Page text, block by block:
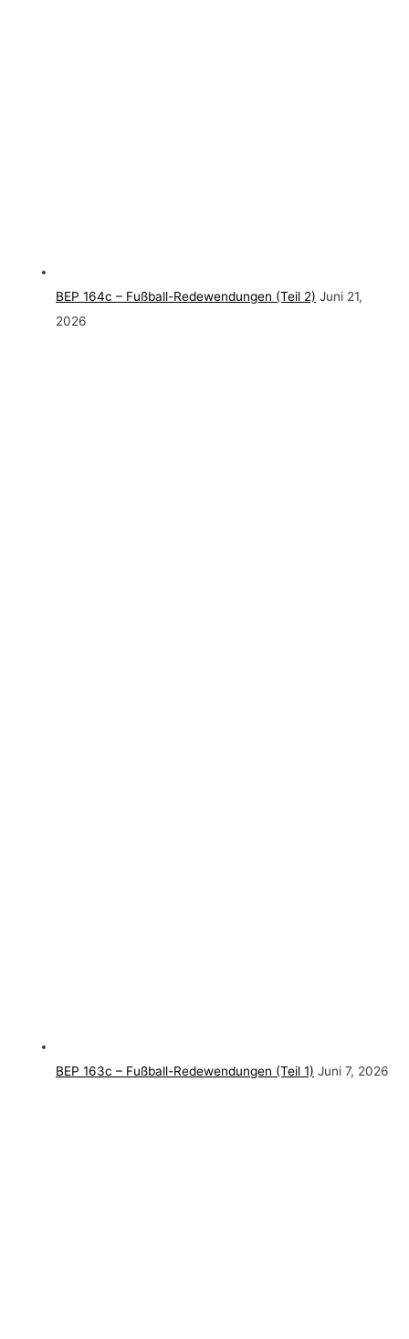
BEP 164c – Fußball-Redewendungen (Teil 2) Juni 21,
2026
BEP 163c – Fußball-Redewendungen (Teil 1) Juni 7, 2026